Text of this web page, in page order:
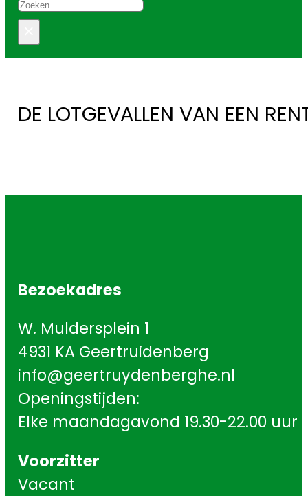
DE LOTGEVALLEN VAN EEN
Bezoekadres
W. Muldersplein 1
4931 KA Geertruidenberg
info@geertruydenberghe.nl
Openingstijden:
Elke maandagavond 19.30-22.00 uur
Voorzitter
Vacant